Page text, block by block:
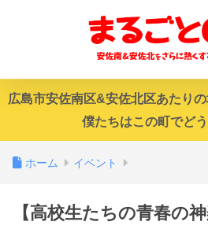
広島市安佐南区&安佐北区あたりの
僕たちはこの町でどう
ホーム イベント
【高校生たちの青春の